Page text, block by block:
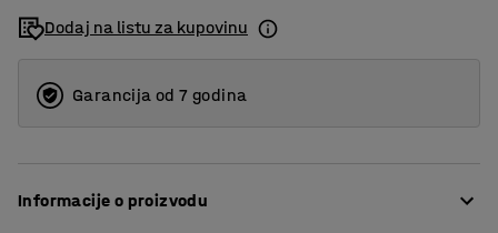
Dodaj na listu za kupovinu
Garancija od 7 godina
Informacije o proizvodu